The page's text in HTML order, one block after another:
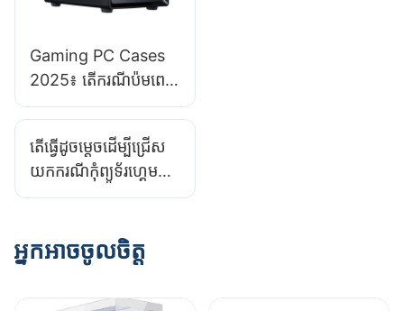
Gaming PC Cases
2025៖ តើ​ករណី​ប៉ម​ពេញ​
ចាំបាច់​សម្រាប់​ការ​
តើ​ធ្វើ​ដូចម្តេច​ដើម្បី​ជ្រើស​
យក​ករណី​កុំព្យូទ័រ​ហ្គេម​
ដែល​រីក​ចម្រើន​ជាមួយ​នឹង​
ពេល​អនាគត?​
អ្នកអាចចូលចិត្ត